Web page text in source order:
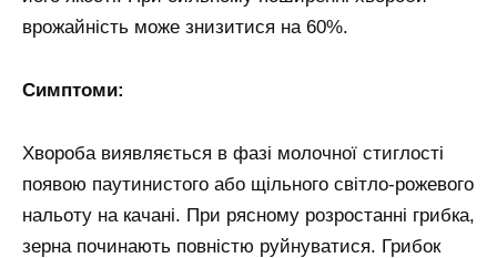
врожайність може знизитися на 60%.
Симптоми:
Хвороба виявляється в фазі молочної стиглості
появою паутинистого або щільного світло-рожевого
нальоту на качані. При рясному розростанні грибка,
зерна починають повністю руйнуватися. Грибок